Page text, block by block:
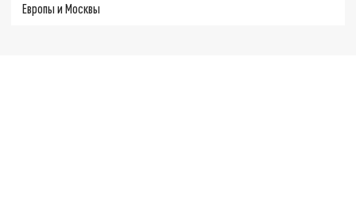
Европы и Москвы